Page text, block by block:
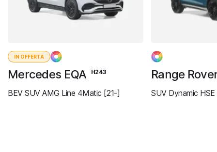
IN OFFERTA
Mercedes EQA H243
BEV SUV AMG Line 4Matic [21-]
Range
SUV Dynamic